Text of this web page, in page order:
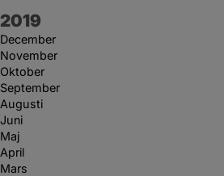
År:
2019
December
November
Oktober
September
Augusti
Juni
Maj
April
Mars